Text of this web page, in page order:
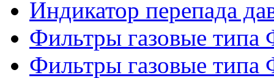
Индикатор перепада
Фильтры газовые
Фильтры газовые типа